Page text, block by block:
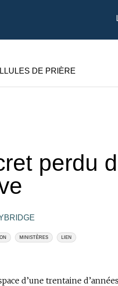
DE PRIÈRE
perdu
MINISTÈRES LIEN
d’une trentaine